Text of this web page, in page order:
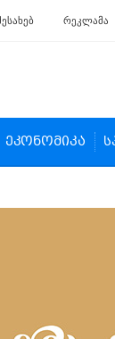
რეკლამა
ეკონომიკა